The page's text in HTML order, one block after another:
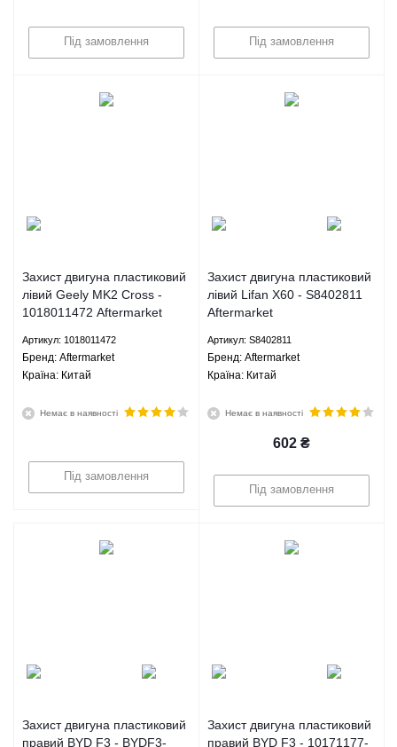
Під замовлення Під замовлення
Захист двигуна пластиковий
лівий Geely MK2 Cross -
1018011472 Aftermarket
Артикул: 1018011472
Брeнд: Aftermarket
Країна: Китай
Немає в наявності
Під замовлення
Захист двигуна пластиковий
лівий Lifan X60 - S8402811
Aftermarket
Артикул: S8402811
Брeнд: Aftermarket
Країна: Китай
Немає в наявності
602 ₴
Під замовлення
Захист двигуна пластиковий
правий BYD F3 - BYDF3-
Захист двигуна пластиковий
правий BYD F3 - 10171177-